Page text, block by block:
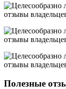
Полезные